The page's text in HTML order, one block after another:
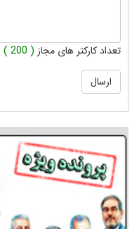
تعداد کارکتر های مجاز ( 200 )